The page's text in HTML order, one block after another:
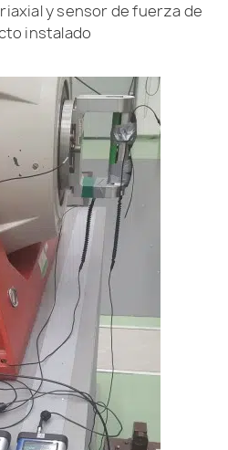
y sensor de fuerza de
instalado